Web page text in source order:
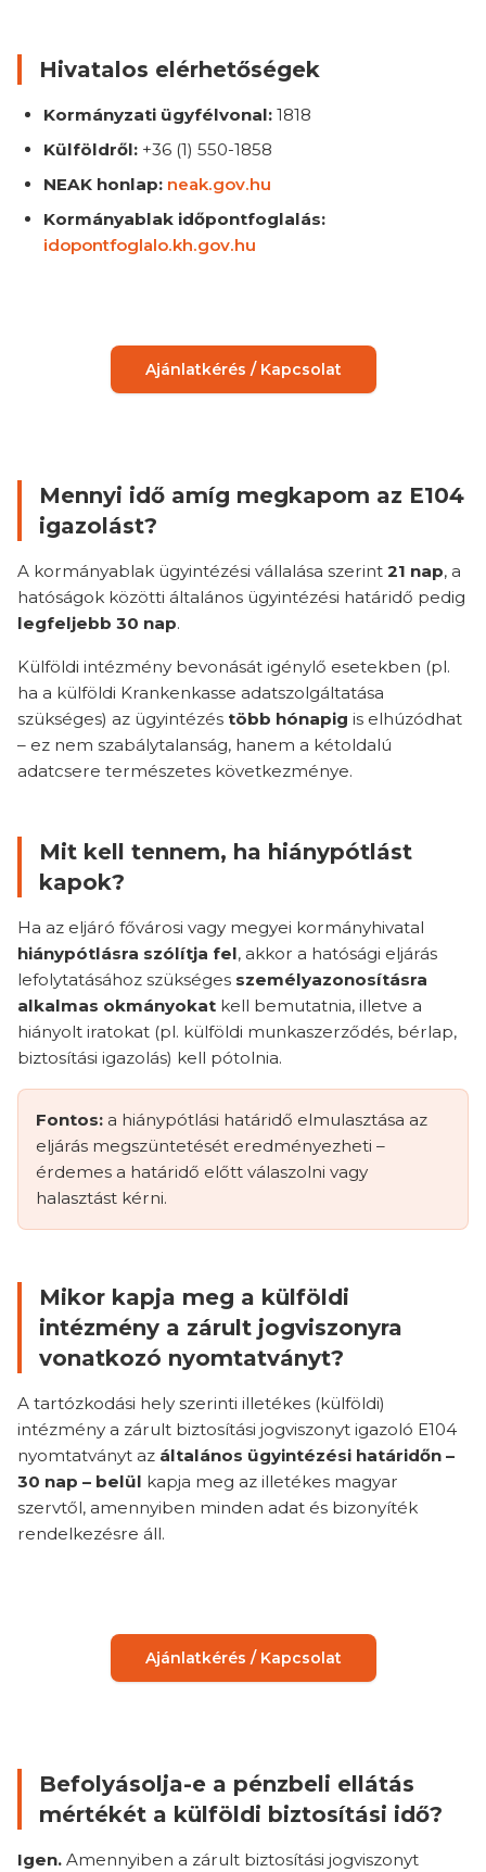
Hivatalos elérhetőségek
Kormányzati ügyfélvonal: 1818
Külföldről: +36 (1) 550-1858
NEAK honlap: neak.gov.hu
Kormányablak időpontfoglalás:
idopontfoglalo.kh.gov.hu
Ajánlatkérés / Kapcsolat
Mennyi idő amíg megkapom az E104
igazolást?
A kormányablak ügyintézési vállalása szerint 21 nap, a
hatóságok közötti általános ügyintézési határidő pedig
legfeljebb 30 nap.
Külföldi intézmény bevonását igénylő esetekben (pl.
ha a külföldi Krankenkasse adatszolgáltatása
szükséges) az ügyintézés több hónapig is elhúzódhat
– ez nem szabálytalanság, hanem a kétoldalú
adatcsere természetes következménye.
Mit kell tennem, ha hiánypótlást
kapok?
Ha az eljáró fővárosi vagy megyei kormányhivatal
hiánypótlásra szólítja fel, akkor a hatósági eljárás
lefolytatásához szükséges személyazonosításra
alkalmas okmányokat kell bemutatnia, illetve a
hiányolt iratokat (pl. külföldi munkaszerződés, bérlap,
biztosítási igazolás) kell pótolnia.
Fontos: a hiánypótlási határidő elmulasztása az
eljárás megszüntetését eredményezheti –
érdemes a határidő előtt válaszolni vagy
halasztást kérni.
Mikor kapja meg a külföldi
intézmény a zárult jogviszonyra
vonatkozó nyomtatványt?
A tartózkodási hely szerinti illetékes (külföldi)
intézmény a zárult biztosítási jogviszonyt igazoló E104
nyomtatványt az általános ügyintézési határidőn –
30 nap – belül kapja meg az illetékes magyar
szervtől, amennyiben minden adat és bizonyíték
rendelkezésre áll.
Ajánlatkérés / Kapcsolat
Befolyásolja-e a pénzbeli ellátás
mértékét a külföldi biztosítási idő?
Igen. Amennyiben a zárult biztosítási jogviszonyt